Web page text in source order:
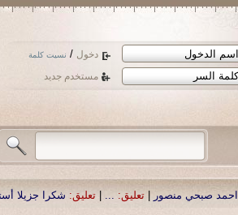
دخول / نسيت كلمة
مستخدم جديد
...
|تعليق: شكرا جزيلا أستاذ حمد الحمد .أكرمكم